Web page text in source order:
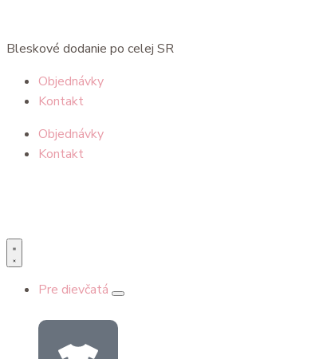
Bleskové dodanie po celej SR
Objednávky
Kontakt
Objednávky
Kontakt
Pre dievčatá